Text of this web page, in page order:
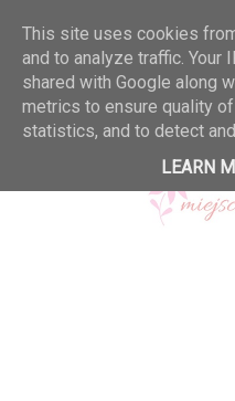
This site uses cookies
and to analyze traffic. Your
shared with Google along
metrics to ensure quality
statistics, and to detect
LEARN